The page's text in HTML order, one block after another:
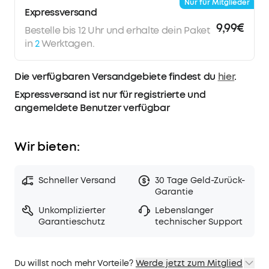
Expressversand
Bestelle bis 12 Uhr und erhalte dein Paket
in2Werktagen.
9,99€
Nur für Mitglieder
Die verfügbaren Versandgebiete findest du hier.
Expressversand ist nur für registrierte und
angemeldete Benutzer verfügbar
Wir bieten:
Schneller Versand
30 Tage Geld-Zurück-
Garantie
Unkomplizierter
Garantieschutz
Lebenslanger
technischer Support
Du willst noch mehr Vorteile? Werde jetzt zum Mitglied